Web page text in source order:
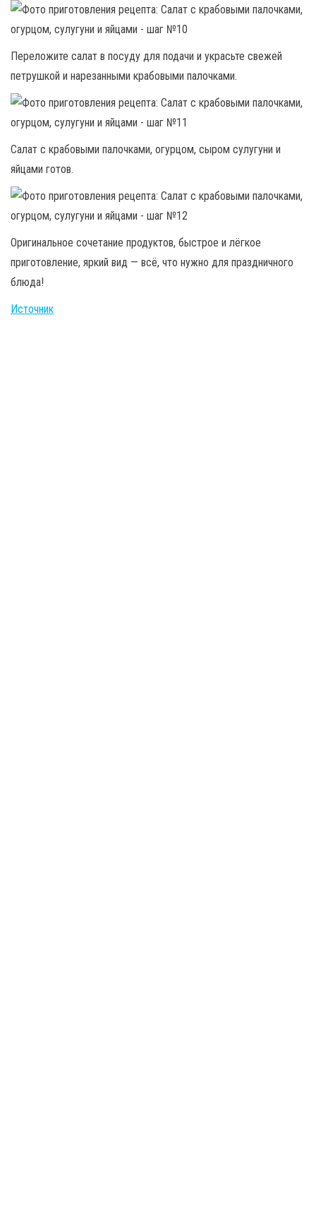
Переложите салат в посуду для подачи и украсьте свежей
петрушкой и нарезанными крабовыми палочками.
Салат с крабовыми палочками, огурцом, сыром сулугуни и
яйцами готов.
Оригинальное сочетание продуктов, быстрое и лёгкое
приготовление, яркий вид — всё, что нужно для праздничного
блюда!
Источник